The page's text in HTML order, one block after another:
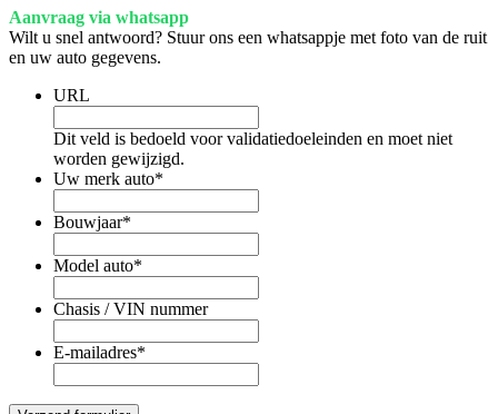
Aanvraag via whatsapp
Wilt u snel antwoord? Stuur ons een whatsappje met foto van de ruit
en uw auto gegevens.
URL
Dit veld is bedoeld voor validatiedoeleinden en moet niet
worden gewijzigd.
Uw merk auto*
Bouwjaar*
Model auto*
Chasis / VIN nummer
E-mailadres*